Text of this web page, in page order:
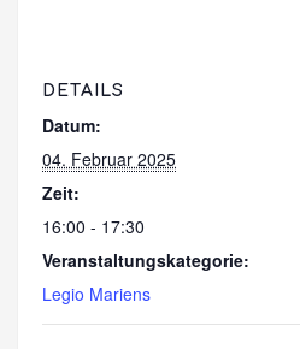
DETAILS
Datum:
04. Februar 2025
Zeit:
16:00 - 17:30
Veranstaltungskategorie:
Legio Mariens